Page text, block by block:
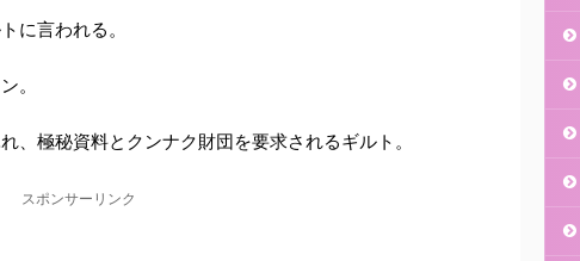
に言われる。
。
、極秘資料とクンナク財団を要求されるギルト。
スポンサーリンク